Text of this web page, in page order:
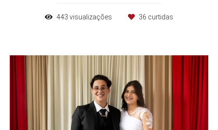
443 visualizações 36 curtidas